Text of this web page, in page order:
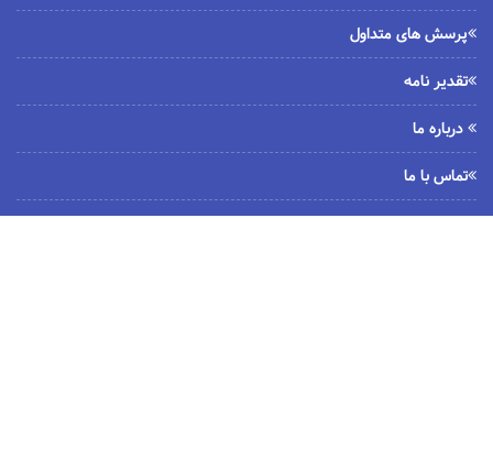
پرسش های متداول
تقدیر نامه
درباره ما
تماس با ما
ارسال درخواست (تیکت)